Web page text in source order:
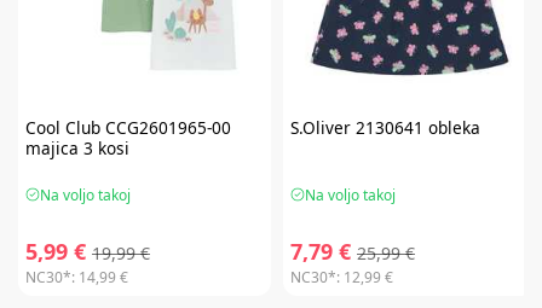
Cool ClubCCG2601965-00
majica 3 kosi
Na voljo takoj
5,99 € 19,99 €
NC30*: 14,99 €
S.Oliver2130641 obleka
Na voljo takoj
7,79 € 25,99 €
NC30*: 12,99 €